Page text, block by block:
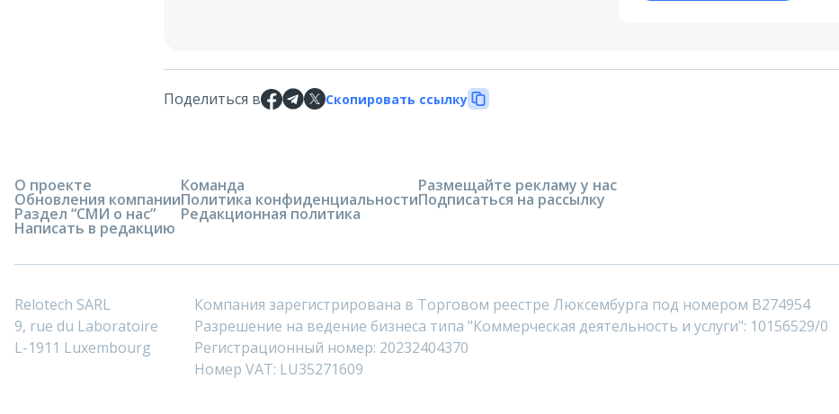
Поделиться в Скопировать ссылку
О проекте
Обновления компании
Раздел “СМИ о нас”
Написать в редакцию
Команда
Политика конфиденциальности
Редакционная политика
Размещайте рекламу у нас
Подписаться на рассылку
Relotech SARL
9, rue du Laboratoire
L-1911 Luxembourg
Компания зарегистрирована в Торговом реестре Люксембурга под номером B274954
Разрешение на ведение бизнеса типа "Коммерческая деятельность и услуги": 10156529/0
Регистрационный номер: 20232404370
Номер VAT: LU35271609